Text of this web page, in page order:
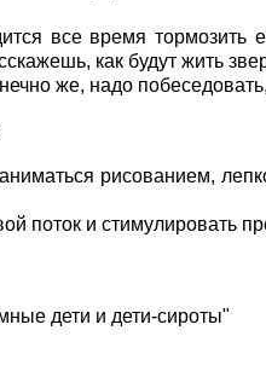
все время тормозить
как будут жить
же, надо
рисованием,
поток и стимулировать
дети и дети-сироты"